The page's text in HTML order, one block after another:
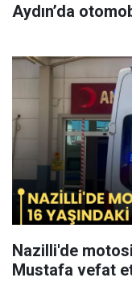
Aydın’da
Nazilli'de
Mustafa vefat